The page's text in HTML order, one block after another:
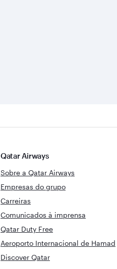
Qatar Airways
Sobre a Qatar Airways
Empresas do grupo
Carreiras
Comunicados à imprensa
Qatar Duty Free
Aeroporto Internacional de Hamad
Discover Qatar